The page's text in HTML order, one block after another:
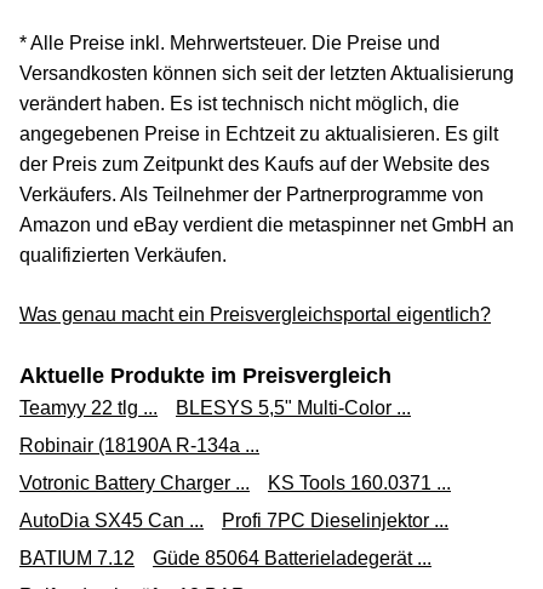
* Alle Preise inkl. Mehrwertsteuer. Die Preise und
Versandkosten können sich seit der letzten Aktualisierung
verändert haben. Es ist technisch nicht möglich, die
angegebenen Preise in Echtzeit zu aktualisieren. Es gilt
der Preis zum Zeitpunkt des Kaufs auf der Website des
Verkäufers. Als Teilnehmer der Partnerprogramme von
Amazon und eBay verdient die metaspinner net GmbH an
qualifizierten Verkäufen.
Was genau macht ein Preisvergleichsportal eigentlich?
Aktuelle Produkte im Preisvergleich
Teamyy 22 tlg ...
BLESYS 5,5" Multi-Color ...
Robinair (18190A R-134a ...
Votronic Battery Charger ...
KS Tools 160.0371 ...
AutoDia SX45 Can ...
Profi 7PC Dieselinjektor ...
BATIUM 7.12
Güde 85064 Batterieladegerät ...